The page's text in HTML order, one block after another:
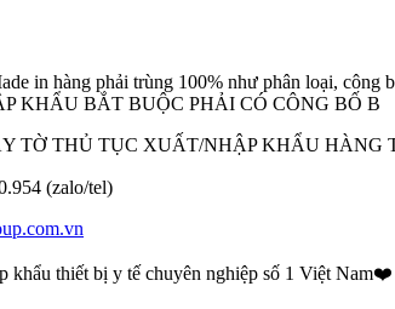
in hàng phải trùng 100% như phân loại, công
KHẨU BẮT BUỘC PHẢI CÓ CÔNG BỐ B
TỜ THỦ TỤC XUẤT/NHẬP KHẨU HÀNG
(zalo/tel)
khẩu thiết bị y tế chuyên nghiệp số 1 Việt Nam❤️